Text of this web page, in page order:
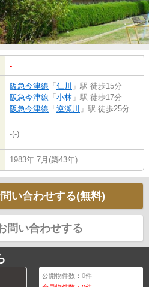
-
阪急今津線 「 仁川 」駅 徒歩15分
阪急今津線 「 小林 」駅 徒歩17分
阪急今津線 「 逆瀬川 」駅 徒歩25分
-(-)
1983年 7月(築43年)
い合わせする(無料)
問い合わせする
公開物件数：0件